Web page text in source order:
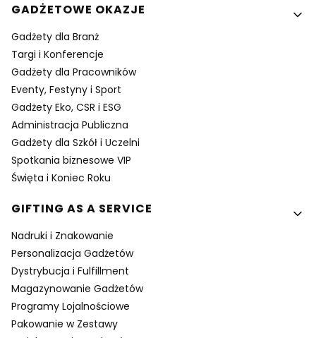
GADŻETOWE OKAZJE
Gadżety dla Branż
Targi i Konferencje
Gadżety dla Pracowników
Eventy, Festyny i Sport
Gadżety Eko, CSR i ESG
Administracja Publiczna
Gadżety dla Szkół i Uczelni
Spotkania biznesowe VIP
Święta i Koniec Roku
GIFTING AS A SERVICE
Nadruki i Znakowanie
Personalizacja Gadżetów
Dystrybucja i Fulfillment
Magazynowanie Gadżetów
Programy Lojalnościowe
Pakowanie w Zestawy